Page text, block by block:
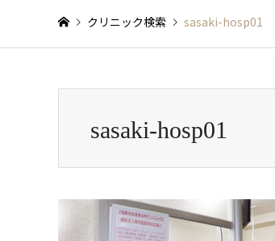
クリニック検索 sasaki-hosp01
sasaki-hosp01